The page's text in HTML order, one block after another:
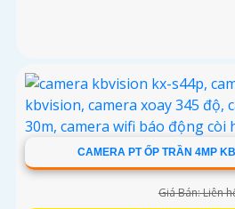
CAMERA PT ỐP TRẦN 4MP
Giá Bán: Liên